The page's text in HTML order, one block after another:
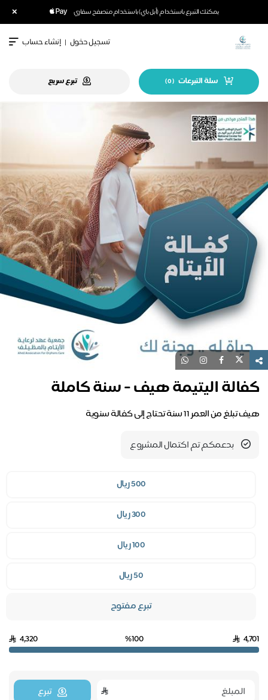
يمكنك التبرع باستخدام (أبل باي) باستخدام متصفح سفاري
تسجيل دخول | إنشاء حساب
سلة التبرعات (
0
) تبرع سريع
اليتيمة هيف - سنة كاملة
من العمر 11 سنة تحتاج إلى كفالة سنوية
بدعمكم تم اكتمال المشروع
تبرع مفتوح
%100
4,320
تبرع